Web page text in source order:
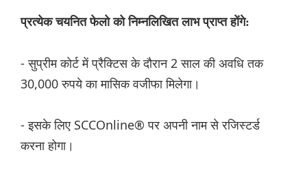
प्रत्येक चयनित फेलो को निम्नलिखित लाभ प्राप्त होंगे:
- सुप्रीम कोर्ट में प्रैक्टिस के दौरान 2 साल की अवधि तक
30,000 रुपये का मासिक वजीफा मिलेगा।
- इसके लिए SCCOnline® पर अपनी नाम से रजिस्टर्ड
करना होगा।